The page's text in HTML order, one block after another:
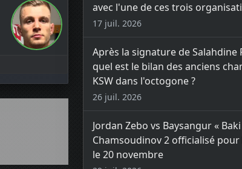
avec l'une de ces trois
17 juil. 2026
Après la signature de Salahdine
quel est le bilan des anciens
KSW dans l'octogone ?
26 juil. 2026
Jordan Zebo vs Baysangur «
Chamsoudinov 2 officialisé pour
le 20 novembre